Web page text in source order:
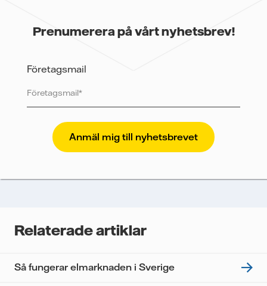
Prenumerera på vårt nyhetsbrev!
Företagsmail
Vattenfall skyddar och respekterar din integritet. För
att Vattenfalls storföretagsförsäljning ska kunna
skicka nyhetsbrevet till dig, behöver vi dina uppgifter.
analysera deras prestanda, inklusive
tredje part, och du kan när som helst återkalla ditt
personuppgifter.
Relaterade artiklar
Så fungerar elmarknaden i Sverige